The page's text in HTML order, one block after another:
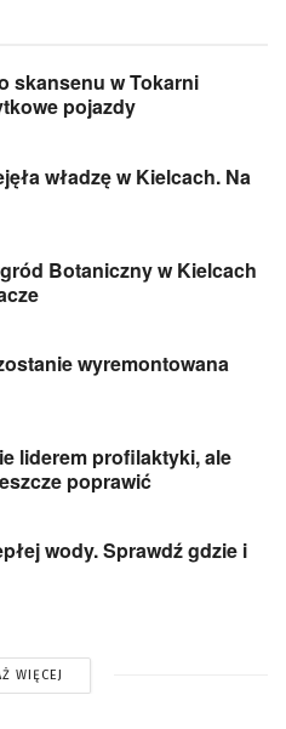
skansenu w Tokarni
pojazdy
władzę w Kielcach. Na
Botaniczny w Kielcach
wyremontowana
liderem profilaktyki, ale
poprawić
wody. Sprawdź gdzie i
WIĘCEJ